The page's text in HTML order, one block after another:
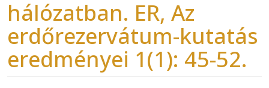
hálózatban. ER, Az
erdőrezervátum-kutatás
eredményei 1(1): 45-52.